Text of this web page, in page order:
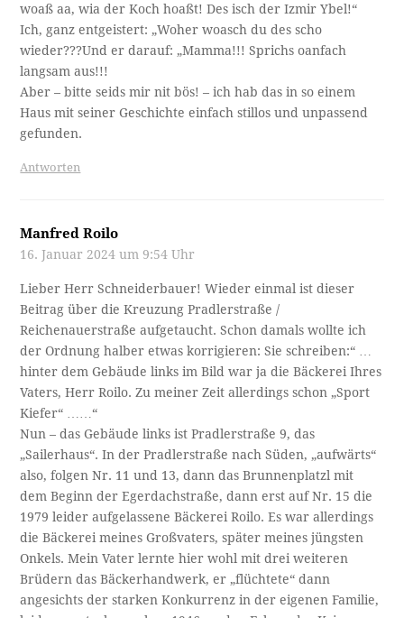
woaß aa, wia der Koch hoaßt! Des isch der Izmir Ybel!“
Ich, ganz entgeistert: „Woher woasch du des scho
wieder???Und er darauf: „Mamma!!! Sprichs oanfach
langsam aus!!!
Aber – bitte seids mir nit bös! – ich hab das in so einem
Haus mit seiner Geschichte einfach stillos und unpassend
gefunden.
Antworten
Manfred Roilo
16. Januar 2024 um 9:54 Uhr
Lieber Herr Schneiderbauer! Wieder einmal ist dieser
Beitrag über die Kreuzung Pradlerstraße /
Reichenauerstraße aufgetaucht. Schon damals wollte ich
der Ordnung halber etwas korrigieren: Sie schreiben:“ …
hinter dem Gebäude links im Bild war ja die Bäckerei Ihres
Vaters, Herr Roilo. Zu meiner Zeit allerdings schon „Sport
Kiefer“ ……“
Nun – das Gebäude links ist Pradlerstraße 9, das
„Sailerhaus“. In der Pradlerstraße nach Süden, „aufwärts“
also, folgen Nr. 11 und 13, dann das Brunnenplatzl mit
dem Beginn der Egerdachstraße, dann erst auf Nr. 15 die
1979 leider aufgelassene Bäckerei Roilo. Es war allerdings
die Bäckerei meines Großvaters, später meines jüngsten
Onkels. Mein Vater lernte hier wohl mit drei weiteren
Brüdern das Bäckerhandwerk, er „flüchtete“ dann
angesichts der starken Konkurrenz in der eigenen Familie,